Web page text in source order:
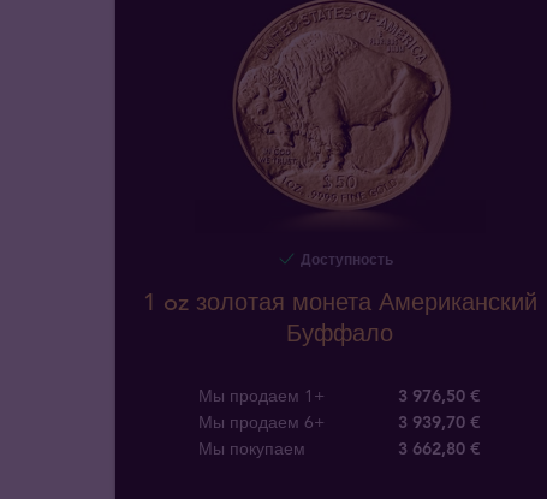
Доступность
1 oz золотая монета Американский
Буффало
Мы продаем 1+
3 976,50 €
Мы продаем 6+
3 939,70 €
Мы покупаем
3 662,80 €